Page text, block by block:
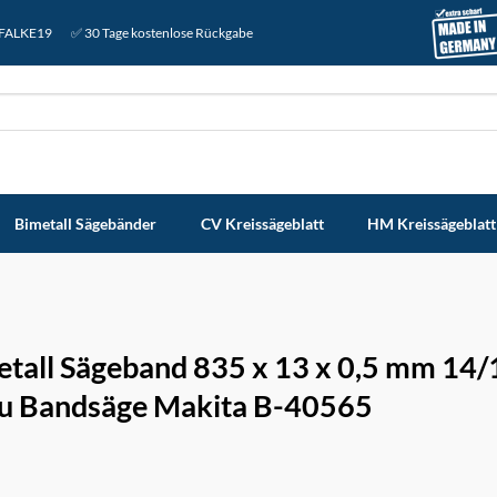
✅ 30 Tage kostenlose Rückgabe
Bimetall Sägebänder CV Kreissägeblatt HM Kreissägeblatt
Sägeband 835 x 13 x 0,5 mm
Bandsäge Makita B-40565